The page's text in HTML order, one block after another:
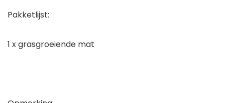
Pakketlijst:
1 x grasgroeiende mat